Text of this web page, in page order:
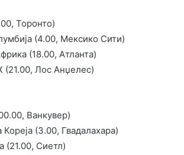
Торонто)
(4.00, Мексико Сити)
(18.00, Атланта)
(21.00, Лос Анџелес)
Ванкувер)
(3.00, Гвадалахара)
(21.00, Сиетл)